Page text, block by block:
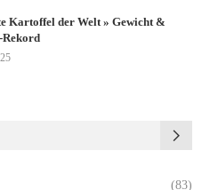
Kartoffel der Welt » Gewicht &
Rekord
(83)